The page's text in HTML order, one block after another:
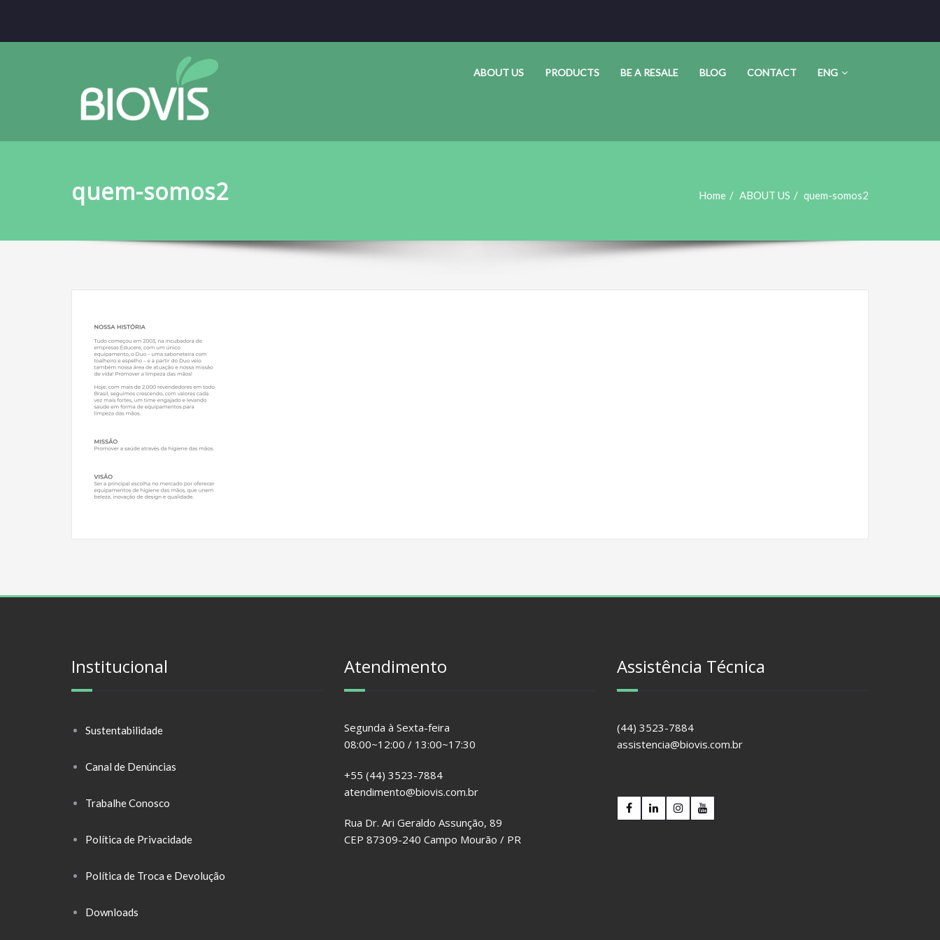
ABOUT US PRODUCTS BE A RESALE BLOG CONTACT ENG
quem-somos2 Home ABOUT US quem-somos2
Institucional
Sustentabilidade
Canal de Denúncias
Trabalhe Conosco
Política de Privacidade
Política de Troca e Devolução
Downloads
Atendimento
Segunda à Sexta-feira
08:00~12:00 / 13:00~17:30
+55 (44) 3523-7884
atendimento@biovis.com.br
Rua Dr. Ari Geraldo Assunção, 89
CEP 87309-240 Campo Mourão / PR
Assistência Técnica
(44) 3523-7884
assistencia@biovis.com.br